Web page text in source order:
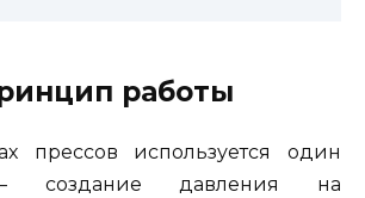
работы
прессов используется один
создание давления на